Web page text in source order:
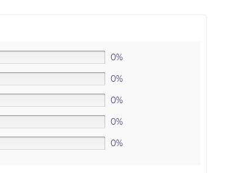
0%
0%
0%
0%
0%